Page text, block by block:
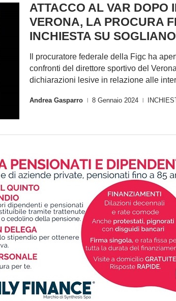
ATTACCO AL VAR DOPO
VERONA, LA PROCURA
INCHIESTA SU SOGLIANO
Il procuratore federale della Figc ha
confronti del direttore sportivo del
dichiarazioni lesive in relazione alle
Andrea Gasparro 8 Gennaio 2024